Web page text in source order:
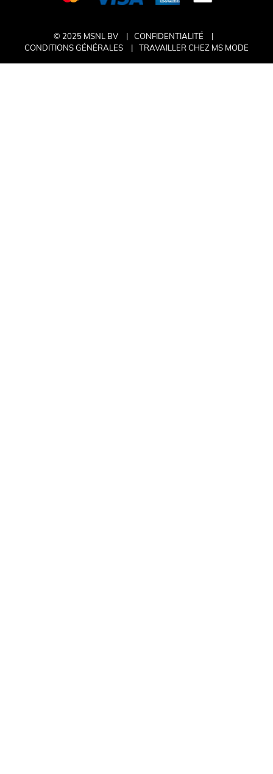
© 2025 MSNL BV
CONFIDENTIALITÉ
CONDITIONS GÉNÉRALES
TRAVAILLER CHEZ MS MODE